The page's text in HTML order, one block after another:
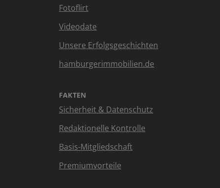
Fotoflirt
Videodate
Unsere Erfolgsgeschichten
hamburgerimmobilien.de
FAKTEN
Sicherheit & Datenschutz
Redaktionelle Kontrolle
Basis-Mitgliedschaft
Premiumvorteile